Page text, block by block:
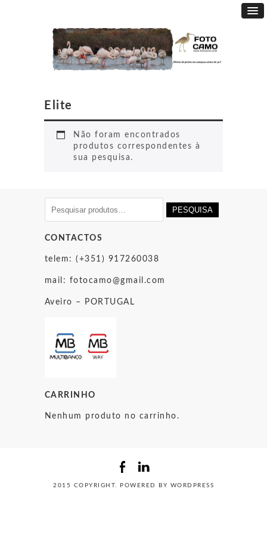
Elite
Não foram encontrados
produtos correspondentes à
sua pesquisa.
por:
PESQUISA
CONTACTOS
telem: (+351) 917260038
mail: fotocamo@gmail.com
Aveiro – PORTUGAL
CARRINHO
Nenhum produto no carrinho.
2015 COPYRIGHT. POWERED BY WORDPRESS